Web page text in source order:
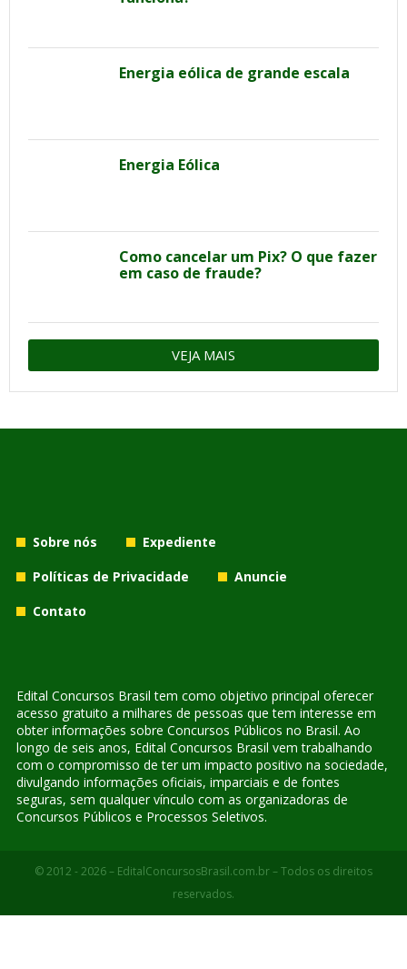
Energia eólica de grande escala
Energia Eólica
Como cancelar um Pix? O que fazer
em caso de fraude?
VEJA MAIS
Sobre nós
Expediente
Políticas de Privacidade
Anuncie
Contato
Edital Concursos Brasil tem como objetivo principal oferecer
acesso gratuito a milhares de pessoas que tem interesse em
obter informações sobre Concursos Públicos no Brasil. Ao
longo de seis anos, Edital Concursos Brasil vem trabalhando
com o compromisso de ter um impacto positivo na sociedade,
divulgando informações oficiais, imparciais e de fontes
seguras, sem qualquer vínculo com as organizadoras de
Concursos Públicos e Processos Seletivos.
© 2012 - 2026 – EditalConcursosBrasil.com.br – Todos os direitos
reservados.